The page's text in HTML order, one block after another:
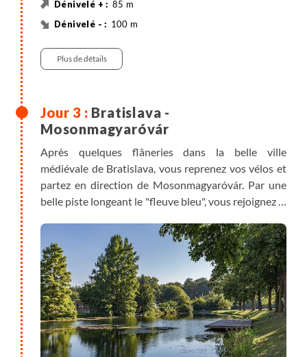
85 m
100 m
Vélo
Plus de détails
Bratislava -
Mosonmagyaróvár
Après quelques flâneries dans la belle ville
médiévale de Bratislava, vous reprenez vos vélos et
partez en direction de Mosonmagyaróvár. Par une
belle piste longeant le "fleuve bleu", vous rejoignez la
passé Dunasziget, vous parvenez à
Mosonmagyaróvár.